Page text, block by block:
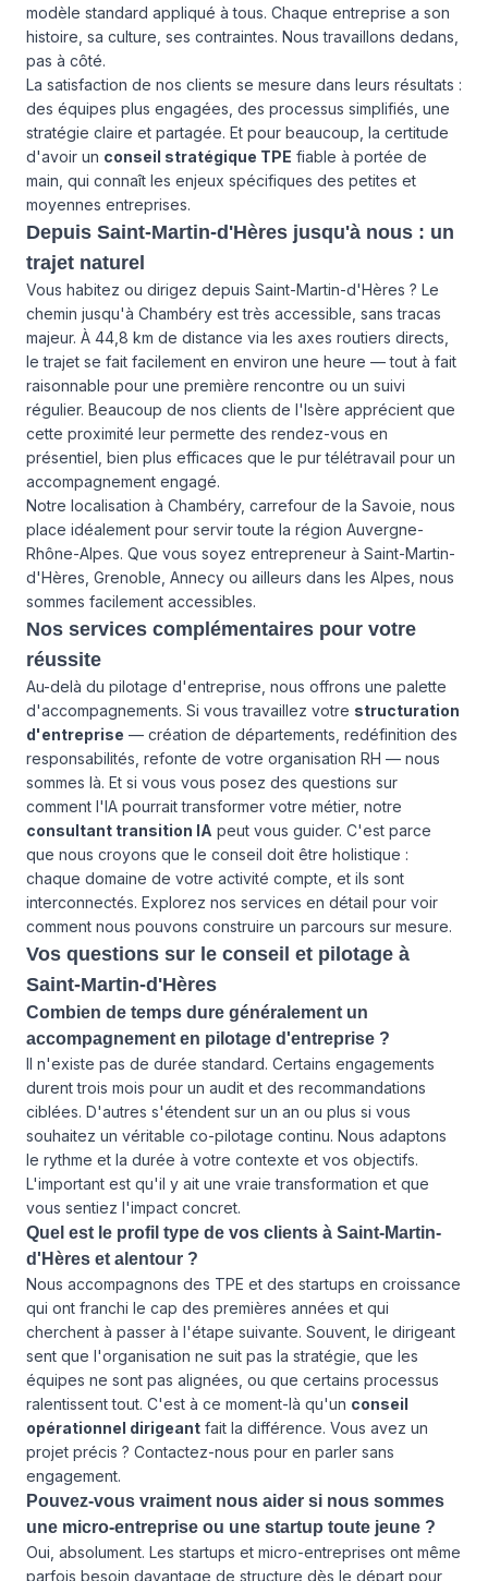
modèle standard appliqué à tous. Chaque entreprise a son
histoire, sa culture, ses contraintes. Nous travaillons dedans,
pas à côté.
La satisfaction de nos clients se mesure dans leurs résultats :
des équipes plus engagées, des processus simplifiés, une
stratégie claire et partagée. Et pour beaucoup, la certitude
d'avoir un conseil stratégique TPE fiable à portée de
main, qui connaît les enjeux spécifiques des petites et
moyennes entreprises.
Depuis Saint-Martin-d'Hères jusqu'à nous : un
trajet naturel
Vous habitez ou dirigez depuis Saint-Martin-d'Hères ? Le
chemin jusqu'à Chambéry est très accessible, sans tracas
majeur. À 44,8 km de distance via les axes routiers directs,
le trajet se fait facilement en environ une heure — tout à fait
raisonnable pour une première rencontre ou un suivi
régulier. Beaucoup de nos clients de l'Isère apprécient que
cette proximité leur permette des rendez-vous en
présentiel, bien plus efficaces que le pur télétravail pour un
accompagnement engagé.
Notre localisation à Chambéry, carrefour de la Savoie, nous
place idéalement pour servir toute la région Auvergne-
Rhône-Alpes. Que vous soyez entrepreneur à Saint-Martin-
d'Hères, Grenoble, Annecy ou ailleurs dans les Alpes, nous
sommes facilement accessibles.
Nos services complémentaires pour votre
réussite
Au-delà du pilotage d'entreprise, nous offrons une palette
d'accompagnements. Si vous travaillez votre structuration
d'entreprise — création de départements, redéfinition des
responsabilités, refonte de votre organisation RH — nous
sommes là. Et si vous vous posez des questions sur
comment l'IA pourrait transformer votre métier, notre
consultant transition IA peut vous guider. C'est parce
que nous croyons que le conseil doit être holistique :
chaque domaine de votre activité compte, et ils sont
interconnectés. Explorez nos services en détail pour voir
comment nous pouvons construire un parcours sur mesure.
Vos questions sur le conseil et pilotage à
Saint-Martin-d'Hères
Combien de temps dure généralement un
accompagnement en pilotage d'entreprise ?
Il n'existe pas de durée standard. Certains engagements
durent trois mois pour un audit et des recommandations
ciblées. D'autres s'étendent sur un an ou plus si vous
souhaitez un véritable co-pilotage continu. Nous adaptons
le rythme et la durée à votre contexte et vos objectifs.
L'important est qu'il y ait une vraie transformation et que
vous sentiez l'impact concret.
Quel est le profil type de vos clients à Saint-Martin-
d'Hères et alentour ?
Nous accompagnons des TPE et des startups en croissance
qui ont franchi le cap des premières années et qui
cherchent à passer à l'étape suivante. Souvent, le dirigeant
sent que l'organisation ne suit pas la stratégie, que les
équipes ne sont pas alignées, ou que certains processus
ralentissent tout. C'est à ce moment-là qu'un conseil
opérationnel dirigeant fait la différence. Vous avez un
projet précis ? Contactez-nous pour en parler sans
engagement.
Pouvez-vous vraiment nous aider si nous sommes
une micro-entreprise ou une startup toute jeune ?
Oui, absolument. Les startups et micro-entreprises ont même
parfois besoin davantage de structure dès le départ pour